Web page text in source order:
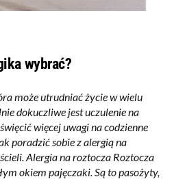
wybrać?
może utrudniać życie w wielu
dokuczliwe jest uczulenie na
więcej uwagi na codzienne
poradzić sobie z alergią na
Alergia na roztocza Roztocza
okiem pajęczaki. Są to pasożyty,